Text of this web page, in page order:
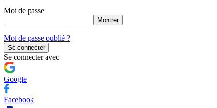
Mot de passe
Montrer
Mot de passe oublié ?
Se connecter
Se connecter avec
Google
Facebook